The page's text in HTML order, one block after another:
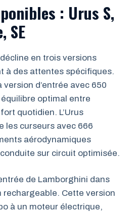
: Urus S,
SE
en trois versions
à des attentes spécifiques.
version d’entrée avec 650
optimal entre
quotidien. L’Urus
les curseurs avec 666
aérodynamiques
sur circuit optimisée.
de Lamborghini dans
rechargeable. Cette version
à un moteur électrique,